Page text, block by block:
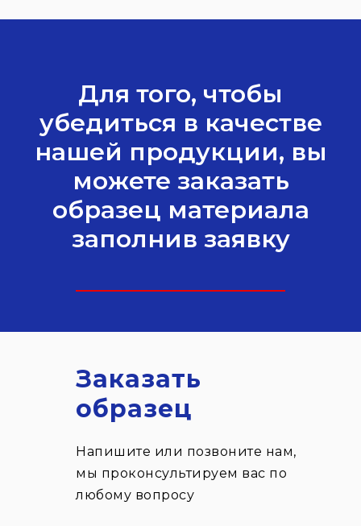
Для того, чтобы
убедиться в качестве
нашей продукции, вы
можете заказать
образец материала
заполнив заявку
Заказать
образец
Напишите или позвоните нам,
мы проконсультируем вас по
любому вопросу